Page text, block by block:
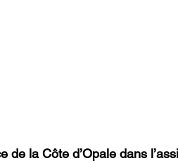
de la Côte d’Opale dans